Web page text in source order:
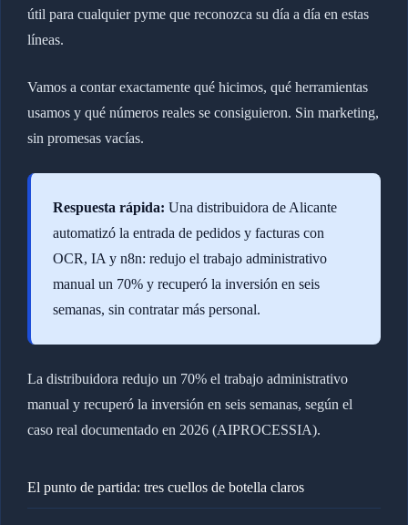
útil para cualquier pyme que reconozca su día a día en estas
líneas.
Vamos a contar exactamente qué hicimos, qué herramientas
usamos y qué números reales se consiguieron. Sin marketing,
sin promesas vacías.
Respuesta rápida: Una distribuidora de Alicante
automatizó la entrada de pedidos y facturas con
OCR, IA y n8n: redujo el trabajo administrativo
manual un 70% y recuperó la inversión en seis
semanas, sin contratar más personal.
La distribuidora redujo un 70% el trabajo administrativo
manual y recuperó la inversión en seis semanas, según el
caso real documentado en 2026 (AIPROCESSIA).
El punto de partida: tres cuellos de botella claros